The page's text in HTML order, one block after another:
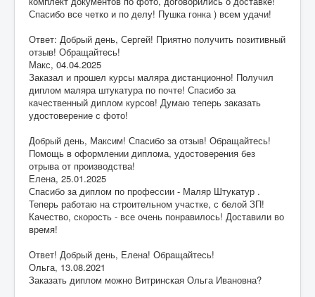
Спасибо все четко и по делу! Пушка гонка ) всем удачи!
Ответ: Добрый день, Сергей! Приятно получить позитивный
отзыв! Обращайтесь!
Макс, 04.04.2025
Заказал и прошел курсы маляра дистанционно! Получил
диплом маляра штукатура по почте! Спасибо за
качественный диплом курсов! Думаю теперь заказать
удостоверение с фото!
Добрый день, Максим! Спасибо за отзыв! Обращайтесь!
Помощь в оформлении диплома, удостоверения без
отрыва от производства!
Елена, 25.01.2025
Спасибо за диплом по профессии - Маляр Штукатур .
Теперь работаю на строительном участке, с белой ЗП!
Качество, скорость - все очень понравилось! Доставили во
время!
Ответ! Добрый день, Елена! Обращайтесь!
Ольга, 13.08.2021
Заказать диплом можно Витринская Ольга Ивановна?